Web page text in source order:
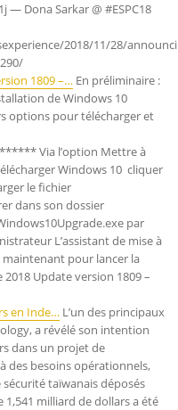
— Dona Sarkar @ #ESPC18
2018/11/28/
1809 –… En préliminaire :
de Windows 10
options pour télécharger et
Via l’option Mettre à
Windows 10 cliquer
le fichier
dans son dossier
par
L’assistant de mise à
maintenant pour lancer la
Update version 1809 –
en Inde… L’un des principaux
a révélé son intention
dans un projet de
des besoins opérationnels,
taïwanais déposés
1,541 milliard de dollars a été